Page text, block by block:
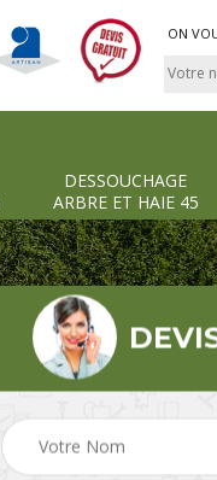
ON
DESSOUCHAGE
ARBRE ET HAIE 45